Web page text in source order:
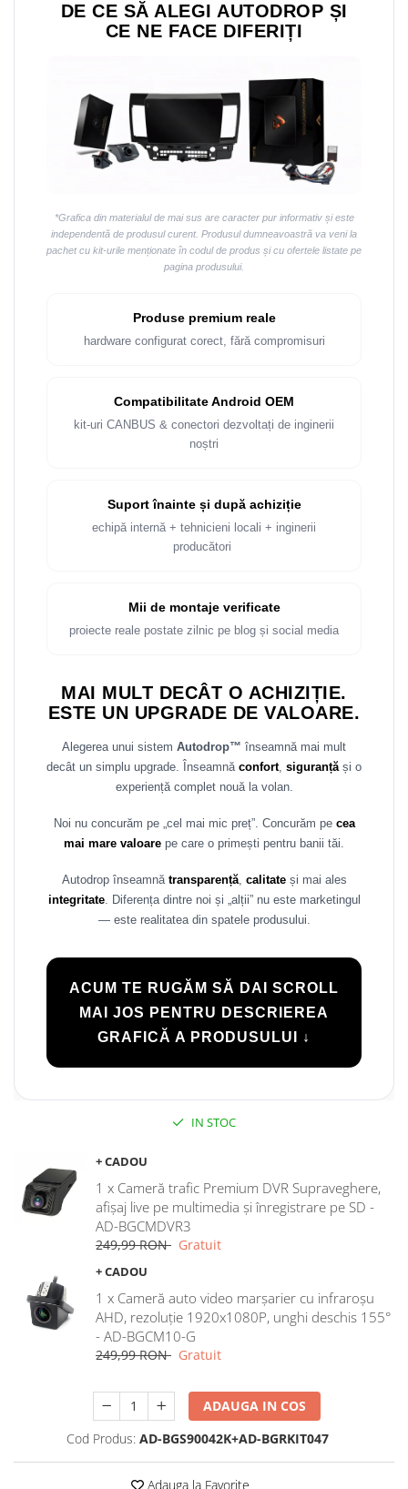
Rame adaptoare Volkswagen
Rame adaptoare M-Benz
Rame adaptoare Opel
Rame adaptoare Suzuki
Rame adaptoare Audi
Rame adaptoare Seat
Rame adaptoare Honda
Rame adaptoare Peugeot
Rame adaptoare Daihatsu
Rame adaptoare Kia
Rame adaptoare Alfa Romeo
Rame adaptoare Fiat
Rame adaptoare Chevrolet
Rame adaptoare Mitsubishi
Rame adaptoare Jeep
Rame adaptoare Chrysler
Rame adaptoare Isuzu
Rame adaptoare Subaru
Rame adaptoare Iveco
Rame adaptoare Smart
Rame adaptoare Land Rover
Rame adaptoare Ssangyong
Rame adaptoare Hummer
DE CE SĂ ALEGI AUTODROP ȘI
CE NE FACE DIFERIȚI
*Grafica din materialul de mai sus are caracter pur informativ și este
independentă de produsul curent. Produsul dumneavoastră va veni la
pachet cu kit-urile menționate în codul de produs și cu ofertele listate pe
pagina produsului.
Produse premium reale
hardware configurat corect, fără compromisuri
Compatibilitate Android OEM
kit-uri CANBUS & conectori dezvoltați de inginerii
noștri
Suport înainte și după achiziție
echipă internă + tehnicieni locali + inginerii
producători
Mii de montaje verificate
proiecte reale postate zilnic pe blog și social media
MAI MULT DECÂT O ACHIZIȚIE.
ESTE UN UPGRADE DE VALOARE.
Alegerea unui sistem Autodrop™ înseamnă mai mult
decât un simplu upgrade. Înseamnă confort, siguranțăși o
experiență complet nouă la volan.
Noi nu concurăm pe „cel mai mic preț”. Concurăm pe cea
mai mare valoare pe care o primești pentru banii tăi.
Autodrop înseamnă transparență, calitateși mai ales
integritate. Diferența dintre noi și „alții” nu este marketingul
— este realitatea din spatele produsului.
ACUM TE RUGĂM SĂ DAI SCROLL
MAI JOS PENTRU DESCRIEREA
GRAFICĂ A PRODUSULUI ↓
IN STOC
+ CADOU
1 x Cameră trafic Premium DVR Supraveghere,
afișaj live pe multimedia și înregistrare pe SD -
AD-BGCMDVR3
249,99 RON Gratuit
+ CADOU
1 x Cameră auto video marșarier cu infraroșu
AHD, rezoluție 1920x1080P, unghi deschis 155°
- AD-BGCM10-G
249,99 RON Gratuit
ADAUGA IN COS
Cod Produs: AD-BGS90042K+AD-BGRKIT047
Adauga la Favorite